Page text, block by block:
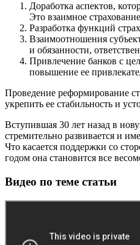
Доработка аспектов,
Это взаимное
Разработка функций
Взаимоотношения
и обязанности,
Привлечение банков с
повышение ее
Проведение реформирование
укрепить ее стабильность и
Вступившая 30 лет назад в
стремительно развивается и
Что касается поддержки со
годом она становится все
Видео по теме статьи